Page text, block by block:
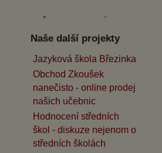
Naše další projekty
Jazyková škola Březinka
Obchod Zkoušek
nanečisto - online prodej
našich učebnic
Hodnocení středních
škol - diskuze nejenom o
středních školách